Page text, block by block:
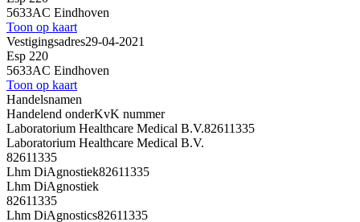
5633AC Eindhoven
Toon op kaart
Vestigingsadres29-04-2021
Esp 220
5633AC Eindhoven
Toon op kaart
Handelsnamen
Handelend onderKvK nummer
Laboratorium Healthcare Medical B.V.82611335
Laboratorium Healthcare Medical B.V.
82611335
Lhm DiAgnostiek82611335
Lhm DiAgnostiek
82611335
Lhm DiAgnostics82611335